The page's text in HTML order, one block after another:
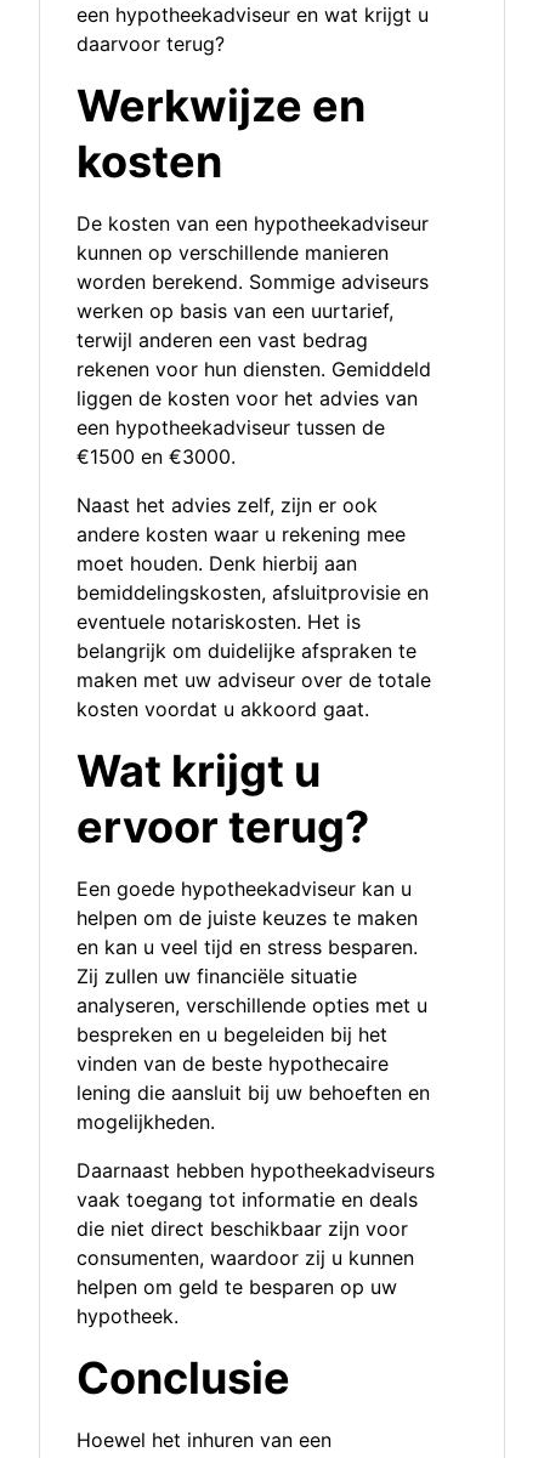
een hypotheekadviseur en wat krijgt u
daarvoor terug?
Werkwijze en
kosten
De kosten van een hypotheekadviseur
kunnen op verschillende manieren
worden berekend. Sommige adviseurs
werken op basis van een uurtarief,
terwijl anderen een vast bedrag
rekenen voor hun diensten. Gemiddeld
liggen de kosten voor het advies van
een hypotheekadviseur tussen de
€1500 en €3000.
Naast het advies zelf, zijn er ook
andere kosten waar u rekening mee
moet houden. Denk hierbij aan
bemiddelingskosten, afsluitprovisie en
eventuele notariskosten. Het is
belangrijk om duidelijke afspraken te
maken met uw adviseur over de totale
kosten voordat u akkoord gaat.
Wat krijgt u
ervoor terug?
Een goede hypotheekadviseur kan u
helpen om de juiste keuzes te maken
en kan u veel tijd en stress besparen.
Zij zullen uw financiële situatie
analyseren, verschillende opties met u
bespreken en u begeleiden bij het
vinden van de beste hypothecaire
lening die aansluit bij uw behoeften en
mogelijkheden.
Daarnaast hebben hypotheekadviseurs
vaak toegang tot informatie en deals
die niet direct beschikbaar zijn voor
consumenten, waardoor zij u kunnen
helpen om geld te besparen op uw
hypotheek.
Conclusie
Hoewel het inhuren van een